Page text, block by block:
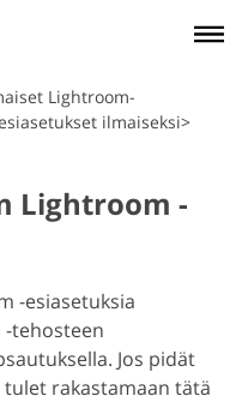
Lightroom-
ilmaiseksi>
Lightroom -
-esiasetuksia
-tehosteen
Jos pidät
rakastamaan tätä